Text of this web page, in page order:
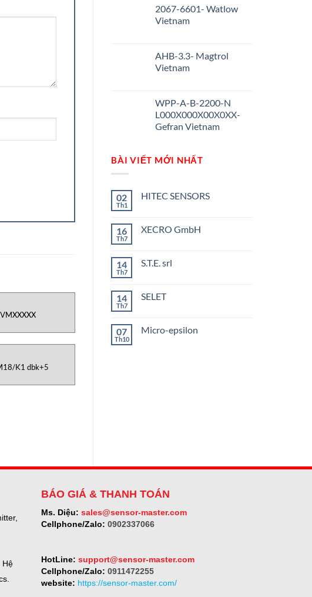
2067-6601- Watlow
Vietnam
AHB-3.3- Magtrol
Vietnam
WPP-A-B-2200-N
L000X000X00X0XX-
Gefran Vietnam
BÀI VIẾT MỚI NHẤT
02
Th1
HITEC SENSORS
luận
16
Th7
XECRO GmbH
luận
14
Th7
S.T.E. srl
luận
14
Th7
SELET
luận
07
Th10
Micro-epsilon
K1 dbk+5
Hệ
BÁO GIÁ & THANH TOÁN
Ms. Diệu: sales@sensor-master.com
Cellphone/Zalo: 0902337066
HotLine: support@sensor-master.com
Cellphone/Zalo: 0911472255
website: https://sensor-master.com/